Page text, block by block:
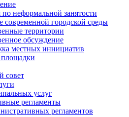
по неформальной занятости
городской среды
территории
обсуждение
местных иннициатив
площадки
совет
услуг
регламенты
регламентов